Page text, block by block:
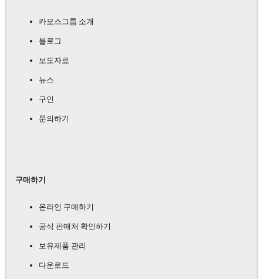
카오스그룹 소개
블로그
보도자료
뉴스
구인
문의하기
구매하기
온라인 구매하기
공식 판매처 확인하기
보유제품 관리
다운로드